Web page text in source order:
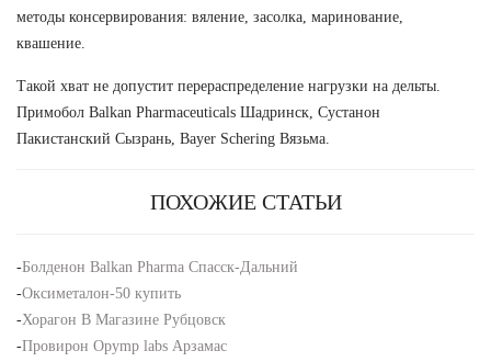
методы консервирования: вяление, засолка, маринование,
квашение.
Такой хват не допустит перераспределение нагрузки на дельты.
Примобол Balkan Pharmaceuticals Шадринск, Сустанон
Пакистанский Сызрань, Bayer Schering Вязьма.
ПОХОЖИЕ СТАТЬИ
-Болденон Balkan Pharma Спасск-Дальний
-Оксиметалон-50 купить
-Хорагон В Магазине Рубцовск
-Провирон Opymp labs Арзамас